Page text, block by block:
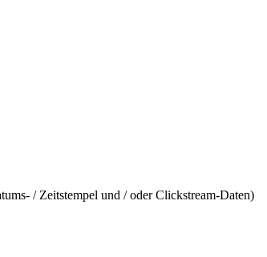
/ Zeitstempel und / oder Clickstream-Daten)